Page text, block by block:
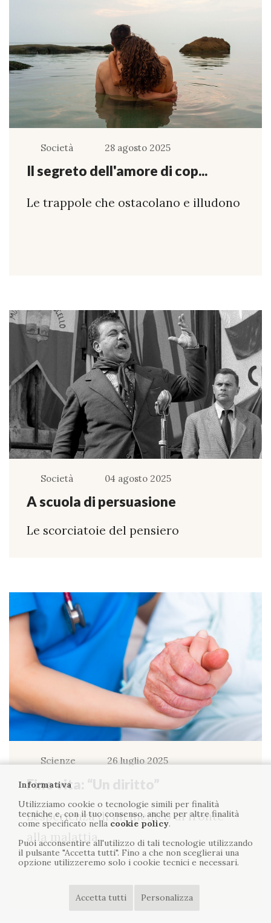
Società 28 agosto 2025
Il segreto dell'amore di cop...
Le trappole che ostacolano e illudono
Società 04 agosto 2025
A scuola di persuasione
Le scorciatoie del pensiero
Scienze 26 luglio 2025
Fine vita: “Un diritto”
L’esperienza di un medico di fronte
alla malattia
Informativa
Utilizziamo cookie o tecnologie simili per finalità
tecniche e, con il tuo consenso, anche per altre finalità
come specificato nella cookie policy.
Puoi acconsentire all'utilizzo di tali tecnologie utilizzando
il pulsante "Accetta tutti". Fino a che non sceglierai una
opzione utilizzeremo solo i cookie tecnici e necessari.
Accetta tutti Personalizza